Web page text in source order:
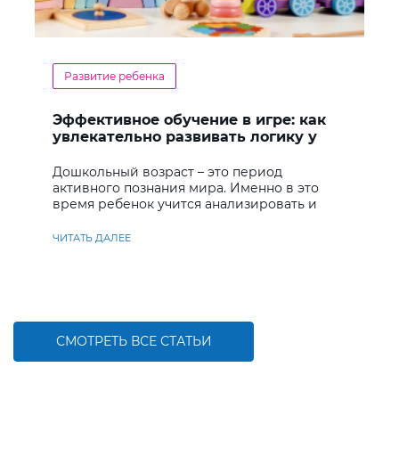
Развитие ребенка
Эффективное обучение в игре: как
увлекательно развивать логику у
Дошкольный возраст – это период
активного познания мира. Именно в это
время ребенок учится анализировать и
ЧИТАТЬ ДАЛЕЕ
СМОТРЕТЬ ВСЕ СТАТЬИ